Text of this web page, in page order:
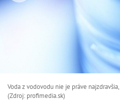
Voda z vodovodu nie je práve
(Zdroj: profimedia.sk)